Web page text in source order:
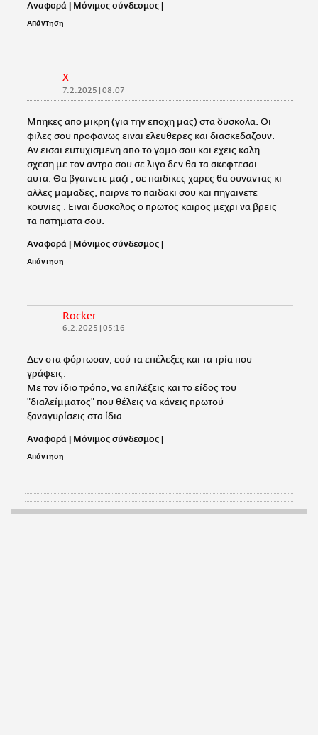
Αναφορά Μόνιμος σύνδεσμος
Απάντηση
Χ
7.2.2025 | 08:07
Μπηκες απο μικρη (για την εποχη μας) στα δυσκολα. Οι
φιλες σου προφανως ειναι ελευθερες και διασκεδαζουν.
Αν εισαι ευτυχισμενη απο το γαμο σου και εχεις καλη
σχεση με τον αντρα σου σε λιγο δεν θα τα σκεφτεσαι
αυτα. Θα βγαινετε μαζι , σε παιδικες χαρες θα συναντας κι
αλλες μαμαδες, παιρνε το παιδακι σου και πηγαινετε
κουνιες . Ειναι δυσκολος ο πρωτος καιρος μεχρι να βρεις
τα πατηματα σου.
Αναφορά | Μόνιμος σύνδεσμος |
Απάντηση
Rocker
6.2.2025 | 05:16
Δεν στα φόρτωσαν, εσύ τα επέλεξες και τα τρία που
γράφεις.
Με τον ίδιο τρόπο, να επιλέξεις και το είδος του
"διαλείμματος" που θέλεις να κάνεις πρωτού
ξαναγυρίσεις στα ίδια.
Αναφορά Μόνιμος σύνδεσμος
Απάντηση